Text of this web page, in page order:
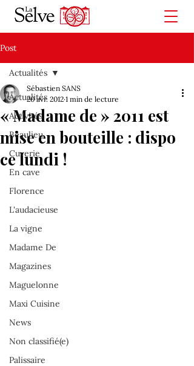
Post
Actualités
Activités
Beaulieu
Cuverie
En cave
Florence
L'audacieuse
La vigne
Madame De
Magazines
Maguelonne
Maxi Cuisine
News
Non classifié(e)
Palissaire
Actualités
« Madame de » 2011 est
mise en bouteille : dispo
ce lundi !
Sébastien SANS
20 avr. 2012 1 min de lecture